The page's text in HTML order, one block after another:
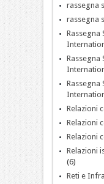
rassegna
rassegna
Rassegna
Rassegna
Rassegna
Relazioni
Relazioni
Relazioni
Relazioni
(6)
Reti e